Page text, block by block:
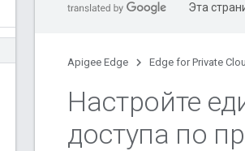
Эта
Apigee Edge Edge for Private
Настройте
доступа по